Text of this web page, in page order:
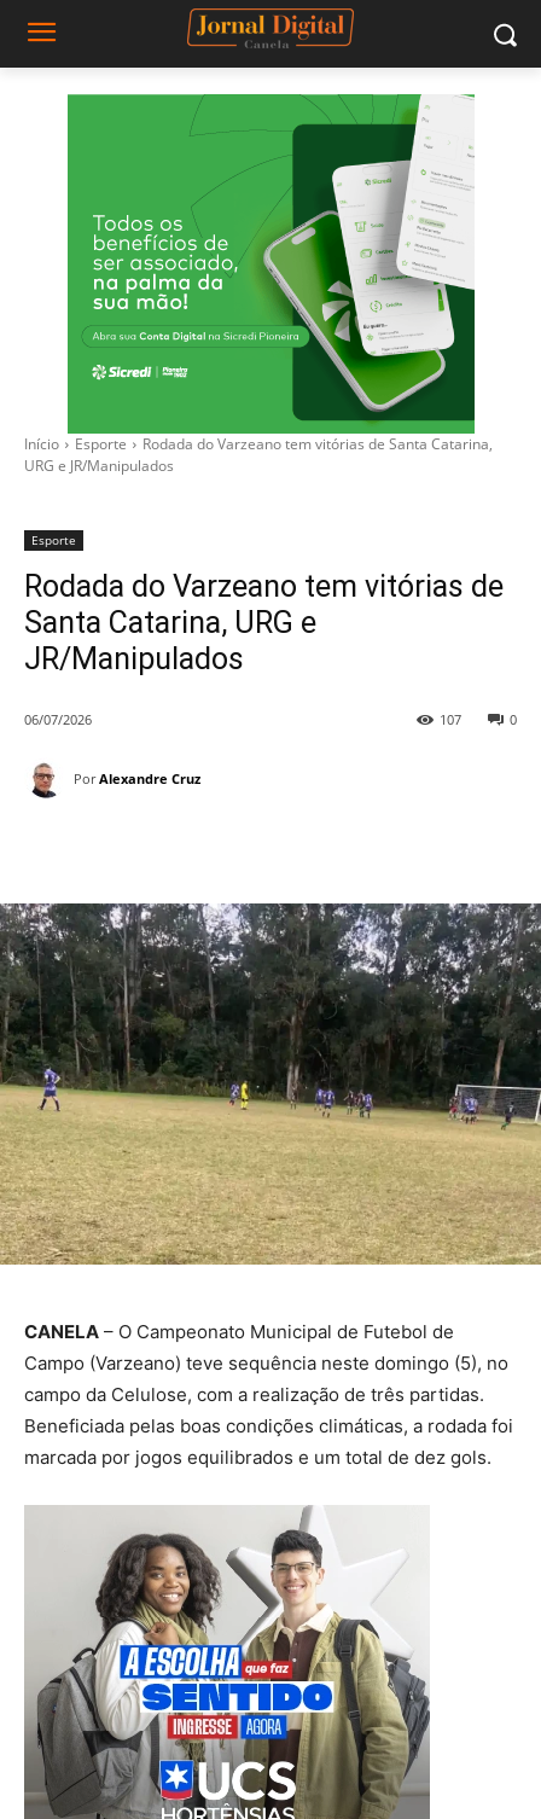
Início Esporte
Rodada do Varzeano tem vitórias de Santa Catarina,
URG e JR/Manipulados
Esporte
Rodada do Varzeano tem vitórias de
Santa Catarina, URG e
JR/Manipulados
06/07/2026 0
107
Por Alexandre Cruz
CANELA – O Campeonato Municipal de Futebol de
Campo (Varzeano) teve sequência neste domingo (5), no
campo da Celulose, com a realização de três partidas.
Beneficiada pelas boas condições climáticas, a rodada foi
marcada por jogos equilibrados e um total de dez gols.